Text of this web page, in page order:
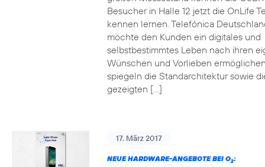
Besucher in Halle 12 jetzt die OnLife
kennen lernen. Telefónica
möchte den Kunden ein digitales und
selbstbestimmtes Leben nach ihren
Wünschen und Vorlieben
spiegeln die Standarchitektur sowie
gezeigten […]
17. März 2017
NEUE HARDWARE-ANGEBOTE BEI O2: